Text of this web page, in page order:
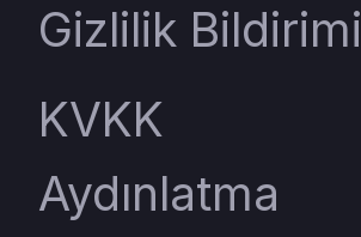
Gizlilik Bildirimi
KVKK
Aydınlatma